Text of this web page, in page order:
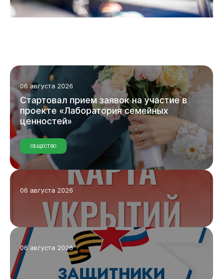
Администрация
Горожанам
06 августа 2026
Стартовал приемзаявокна участиев
проекте «Лабораториясемейных
ценностей»
ОБЩЕСТВО
06 августа 2026
06 августа 2026